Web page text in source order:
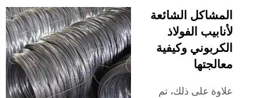
المشاكل الشائعة
لأنابيب الفولاذ
الكربوني وكيفية
معالجتها
علاوة على ذلك، تم